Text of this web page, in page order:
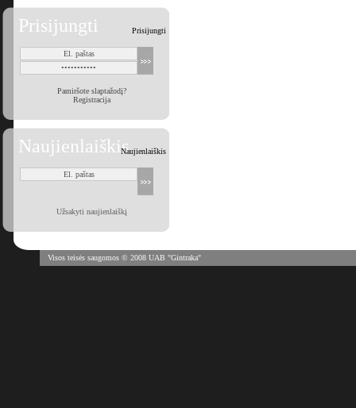
Prisijungti Prisijungti
Pamiršote slaptažodį?
Registracija
NaujienlaiškisNaujienlaiškis
Užsakyti naujienlaiškį
Visos teisės saugomos © 2008 UAB "Gintraka"